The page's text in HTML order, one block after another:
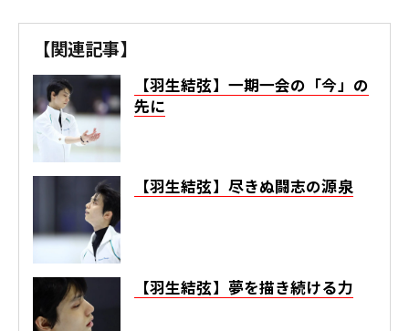
【関連記事】
【羽生結弦】一期一会の「今」の
先に
【羽生結弦】尽きぬ闘志の源泉
【羽生結弦】夢を描き続ける力